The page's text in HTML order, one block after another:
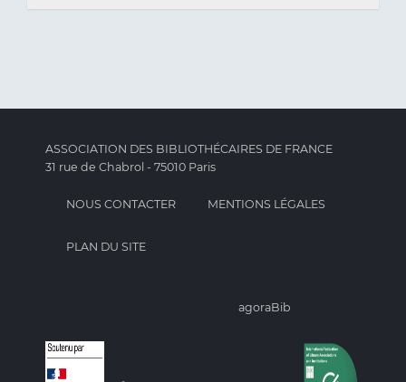
ASSOCIATION DES BIBLIOTHÉCAIRES DE FRANCE
31 rue de Chabrol - 75010 Paris
NOUS CONTACTER MENTIONS LÉGALES
PLAN DU SITE
agoraBib